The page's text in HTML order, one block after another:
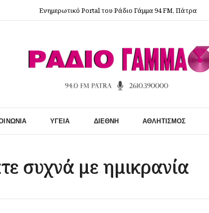
Ενημερωτικό Portal του Ράδιο Γάμμα 94 FM, Πάτρα
ΥΓΕΊΑ ΔΙΕΘΝΉ ΑΘΛΗΤΙΣΜΌΣ
συχνά με ημικρανία